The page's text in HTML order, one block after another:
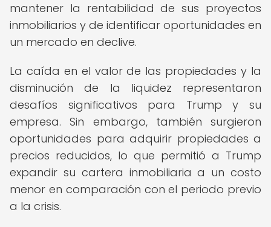
mantener la rentabilidad de sus proyectos
inmobiliarios y de identificar oportunidades en
un mercado en declive.
La caída en el valor de las propiedades y la
disminución de la liquidez representaron
desafíos significativos para Trump y su
empresa. Sin embargo, también surgieron
oportunidades para adquirir propiedades a
precios reducidos, lo que permitió a Trump
expandir su cartera inmobiliaria a un costo
menor en comparación con el periodo previo
a la crisis.